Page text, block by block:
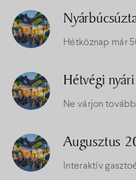
Hétköznap már
Hétvégi
Ne várjon
Augusztus
Interaktív